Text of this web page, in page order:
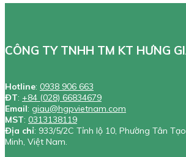
CÔNG TY TNHH TM KT HƯNG
Hotline: 0938 906 663
ĐT: +84 (028) 66834679
Email: giau@hgpvietnam.com
MST: 0313138119
Địa chỉ: 933/5/2C Tỉnh lộ 10, Phường Tân
Minh, Việt Nam.